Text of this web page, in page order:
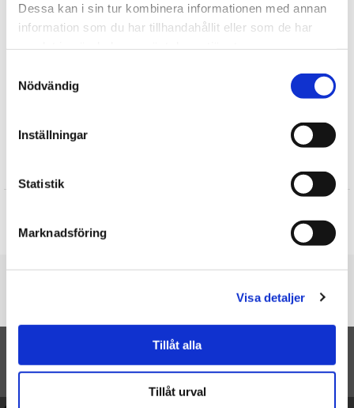
Dessa kan i sin tur kombinera informationen med annan
information som du har tillhandahållit eller som de har
Nödvändig
Inställningar
Statistik
Marknadsföring
Visa detaljer
Tillåt alla
Tillåt urval
Upptäck mer
Gratulationskort
TILL TOPPEN